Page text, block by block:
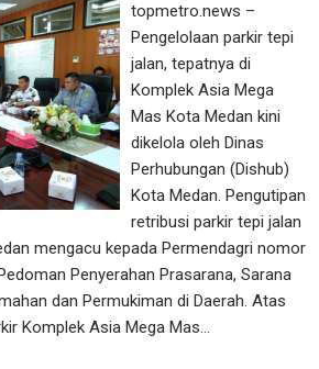
topmetro.news –
Pengelolaan parkir tepi
jalan, tepatnya di
Komplek Asia Mega
Mas Kota Medan kini
dikelola oleh Dinas
Perhubungan (Dishub)
Kota Medan. Pengutipan
retribusi parkir tepi jalan
mengacu kepada Permendagri nomor
Penyerahan Prasarana, Sarana
dan Permukiman di Daerah. Atas
Komplek Asia Mega Mas…